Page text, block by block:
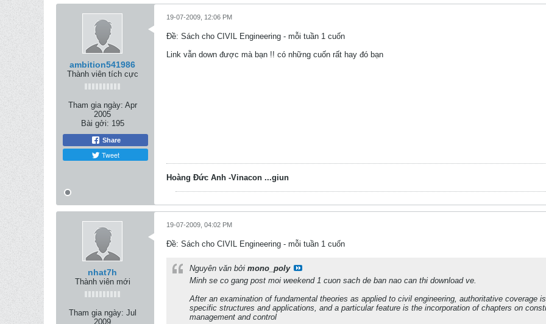
ambition541986
Thành viên tích cực
Tham gia ngày: Apr
2005
Bài gởi: 195
Share
Tweet
19-07-2009, 12:06 PM
Ðề: Sách cho CIVIL Engineering - mỗi tuần 1 cuốn
Link vẫn down được mà bạn !! có những cuốn rất hay đó bạn
Hoàng Đức Anh -Vinacon ...giun
nhat7h
Thành viên mới
Tham gia ngày: Jul
2009
19-07-2009, 04:02 PM
Ðề: Sách cho CIVIL Engineering - mỗi tuần 1 cuốn
Nguyên văn bởi mono_poly
Minh se co gang post moi weekend 1 cuon sach de ban nao can thi download ve.
After an examination of fundamental theories as applied to civil engineering, authoritative coverage
specific structures and applications, and a particular feature is the incorporation of chapters on
management and control